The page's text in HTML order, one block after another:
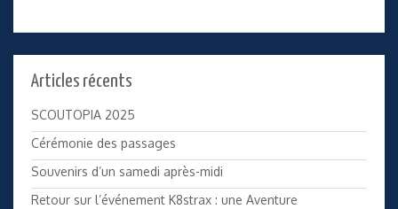
Articles récents
SCOUTOPIA 2025
Cérémonie des passages
Souvenirs d’un samedi après-midi
Retour sur l’événement K8strax : une Aventure